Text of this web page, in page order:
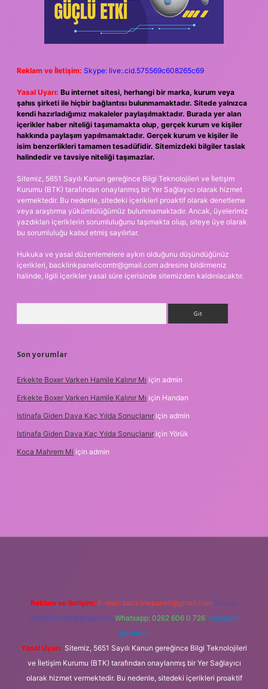
Reklam ve İletişim: Skype: live:.cid.575569c608265c69
Yasal Uyarı: Bu internet sitesi, herhangi bir marka, kurum veya
şahıs şirketi ile hiçbir bağlantısı bulunmamaktadır. Sitede yalnızca
kendi hazırladığımız makaleler paylaşılmaktadır. Burada yer alan
içerikler haber niteliği taşımamakta olup, gerçek kurum ve kişiler
hakkında paylaşım yapılmamaktadır. Gerçek kurum ve kişiler ile
isim benzerlikleri tamamen tesadüfidir. Sitemizdeki bilgiler taslak
halindedir ve tavsiye niteliği taşımazlar.
Sitemiz, 5651 Sayılı Kanun gereğince Bilgi Teknolojileri ve İletişim
Kurumu (BTK) tarafından onaylanmış bir Yer Sağlayıcı olarak hizmet
vermektedir. Bu nedenle, sitedeki içerikleri proaktif olarak denetleme
veya araştırma yükümlülüğümüz bulunmamaktadır. Ancak, üyelerimiz
yazdıkları içeriklerin sorumluluğunu taşımakta olup, siteye üye olarak
bu sorumluluğu kabul etmiş sayılırlar.
Hukuka ve yasal düzenlemelere aykırı olduğunu düşündüğünüz
içerikleri, backlinkpanelicomtr@gmail.com adresine bildirmeniz
halinde, ilgili içerikler yasal süre içerisinde sitemizden kaldırılacaktır.
Son yorumlar
Erkekte Boxer Varken Hamile Kalınır Mı için admin
Erkekte Boxer Varken Hamile Kalınır Mı için Handan
Istinafa Giden Dava Kaç Yılda Sonuçlanır için admin
Istinafa Giden Dava Kaç Yılda Sonuçlanır için Yörük
Koca Mahrem Mi için admin
Reklam ve İletişim: E-mail: backlinkpaneli@gmail.com Teams:
forumhizmeti@gmail.com Whatsapp: 0262 606 0 726 Telegram:
@karabul
Yasal Uyarı: Sitemiz, 5651 Sayılı Kanun gereğince Bilgi Teknolojileri
ve İletişim Kurumu (BTK) tarafından onaylanmış bir Yer Sağlayıcı
olarak hizmet vermektedir. Bu nedenle, sitedeki içerikleri proaktif